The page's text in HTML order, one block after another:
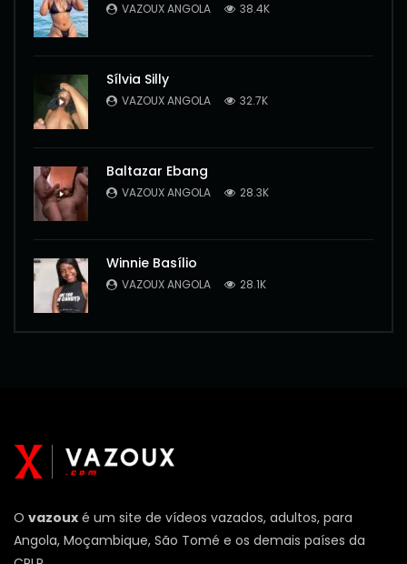
VAZOUX ANGOLA 38.4K
Sílvia Silly
VAZOUX ANGOLA 32.7K
Baltazar Ebang
VAZOUX ANGOLA 28.3K
Winnie Basílio
VAZOUX ANGOLA 28.1K
O vazoux é um site de vídeos vazados, adultos, para
Angola, Moçambique, São Tomé e os demais países da